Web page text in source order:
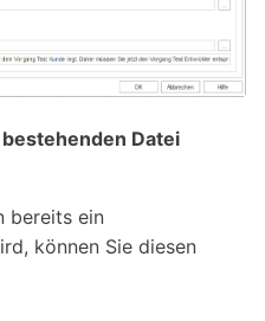
Datei
bereits ein
können Sie diesen